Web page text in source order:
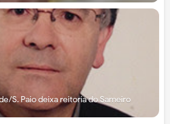
S. Paio deixa reitoria do Sameiro